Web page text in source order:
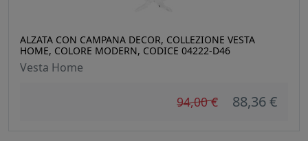
ALZATA CON CAMPANA DECOR, COLLEZIONE VESTA
HOME, COLORE MODERN, CODICE 04222-D46
Vesta Home
94,00 € 88,36 €